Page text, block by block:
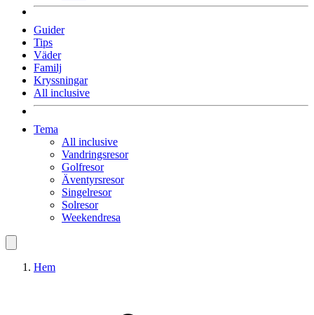
Guider
Tips
Väder
Familj
Kryssningar
All inclusive
Tema
All inclusive
Vandringsresor
Golfresor
Äventyrsresor
Singelresor
Solresor
Weekendresa
Hem